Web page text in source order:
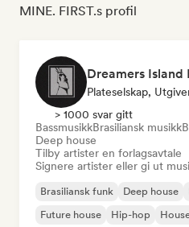
MINE. FIRST.s profil
Dreamers
Plateselskap,
> 1000 svar gitt
BassmusikkBrasiliansk musikk
Deep house
Tilby artister en forlagsavtale
Signere artister eller gi ut
Brasiliansk funk Deep house
Future house
Hip-hop